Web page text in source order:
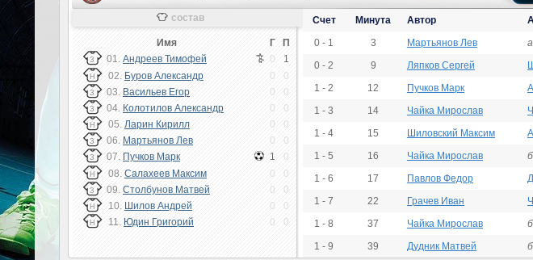
состав
Имя Г П
З 01. Андреев Тимофей 0 1
Н 02. Буров Александр 0 0
З 03. Васильев Егор 0 0
З 04. Колотилов Александр 0 0
Н 05. Ларин Кирилл 0 0
З 06. Мартьянов Лев 0 0
З 07. Пучков Марк 1 0
Н 08. Салахеев Максим 0 0
З 09. Столбунов Матвей 0 0
Н 10. Шилов Андрей 0 0
Н 11. Юдин Григорий 0 0
Счет Минута Автор
0 - 1
3 Мартьянов Лев
0 - 2
9 Ляпков Сергей
1 - 2
12 Пучков Марк
1 - 3
14 Чайка Мирослав
1 - 4
15 Шиловский Максим
1 - 5
16 Чайка Мирослав
1 - 6
17 Павлов Федор
1 - 7
22 Грачев Иван
1 - 8
37 Чайка Мирослав
1 - 9
39 Дудник Матвей